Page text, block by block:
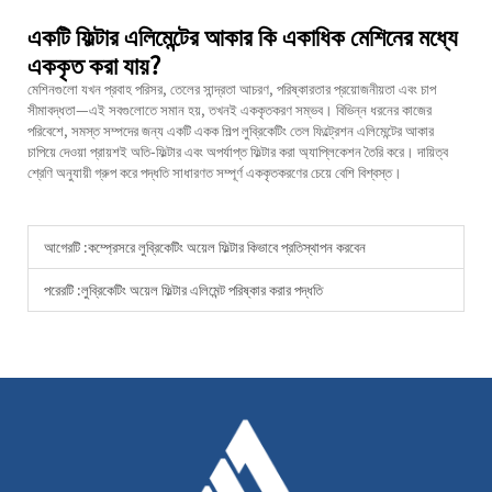
একটি ফিল্টার এলিমেন্টের আকার কি একাধিক মেশিনের মধ্যে
এককৃত করা যায়?
মেশিনগুলো যখন প্রবাহ পরিসর, তেলের সান্দ্রতা আচরণ, পরিষ্কারতার প্রয়োজনীয়তা এবং চাপ
সীমাবদ্ধতা—এই সবগুলোতে সমান হয়, তখনই এককৃতকরণ সম্ভব। বিভিন্ন ধরনের কাজের
পরিবেশে, সমস্ত সম্পদের জন্য একটি একক শিল্প লুব্রিকেটিং তেল ফিল্ট্রেশন এলিমেন্টের আকার
চাপিয়ে দেওয়া প্রায়শই অতি-ফিল্টার এবং অপর্যাপ্ত ফিল্টার করা অ্যাপ্লিকেশন তৈরি করে। দায়িত্ব
শ্রেণি অনুযায়ী গ্রুপ করে পদ্ধতি সাধারণত সম্পূর্ণ এককৃতকরণের চেয়ে বেশি বিশ্বস্ত।
আগেরটি :কম্প্রেসরে লুব্রিকেটিং অয়েল ফিল্টার কিভাবে প্রতিস্থাপন করবেন
পরেরটি :লুব্রিকেটিং অয়েল ফিল্টার এলিমেন্ট পরিষ্কার করার পদ্ধতি